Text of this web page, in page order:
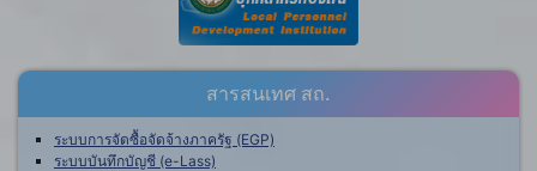
สารสนเทศ สถ.
ระบบการจัดซื้อจัดจ้างภาครัฐ (EGP)
ระบบบันทึกบัญชี (e-Lass)